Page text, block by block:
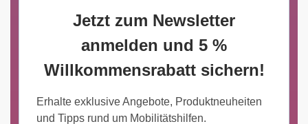
Jetzt zum Newsletter
anmelden und 5 %
Willkommensrabatt sichern!
Erhalte exklusive Angebote, Produktneuheiten
und Tipps rund um Mobilitätshilfen.